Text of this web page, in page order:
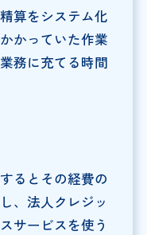
算をシステム化
かっていた作業
務に充てる時間
るとその経費の
、法人クレジッ
サービスを使う